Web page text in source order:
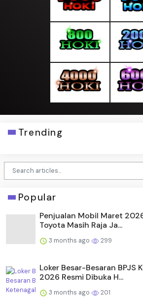
Trending
Popular
Penjualan Mobil Maret
Toyota Masih Raja Ja...
3 months ago 299
Loker Besar-Besaran BPJS
2026 Resmi Dibuka H...
3 months ago 201